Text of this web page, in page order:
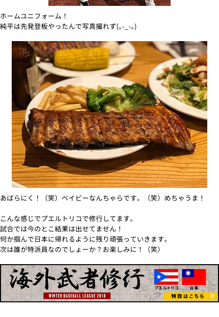
ホームユニフォーム！
純平は先発登板やったんで写真撮れず(｡-_-｡)
あばらにく！（笑）ベイビーなんちゃらです。（笑）めちゃうま！
こんな感じでプエルトリコで修行してます。
試合では今のとこ結果は出せてません！
何か掴んで日本に帰れるように残り頑張っていきます。
次は誰が特派員なのでしょーか？お楽しみに！（笑）